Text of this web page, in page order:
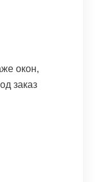
окон,
заказ